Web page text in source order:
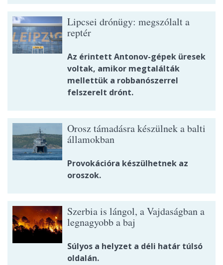
Lipcsei drónügy: megszólalt a
reptér
Az érintett Antonov-gépek üresek
voltak, amikor megtalálták
mellettük a robbanószerrel
felszerelt drónt.
Orosz támadásra készülnek a balti
államokban
Provokációra készülhetnek az
oroszok.
Szerbia is lángol, a Vajdaságban a
legnagyobb a baj
Súlyos a helyzet a déli határ túlsó
oldalán.